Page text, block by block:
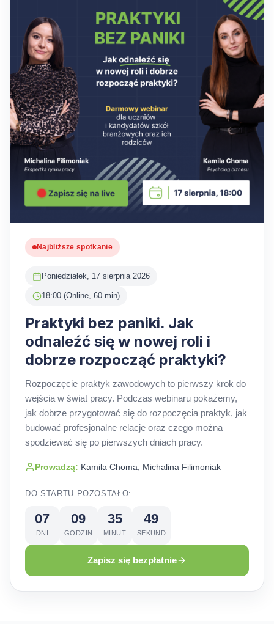
Najbliższe spotkanie
Poniedziałek, 17 sierpnia 2026
18:00 (Online, 60 min)
Praktyki bez paniki. Jak
odnaleźć się w nowej roli i
dobrze rozpocząć praktyki?
Rozpoczęcie praktyk zawodowych to pierwszy krok do
wejścia w świat pracy. Podczas webinaru pokażemy,
jak dobrze przygotować się do rozpoczęcia praktyk, jak
budować profesjonalne relacje oraz czego można
spodziewać się po pierwszych dniach pracy.
Prowadzą: Kamila Choma, Michalina Filimoniak
DO STARTU POZOSTAŁO:
07
DNI
09
GODZIN
35
MINUT
48
SEKUND
Zapisz się bezpłatnie